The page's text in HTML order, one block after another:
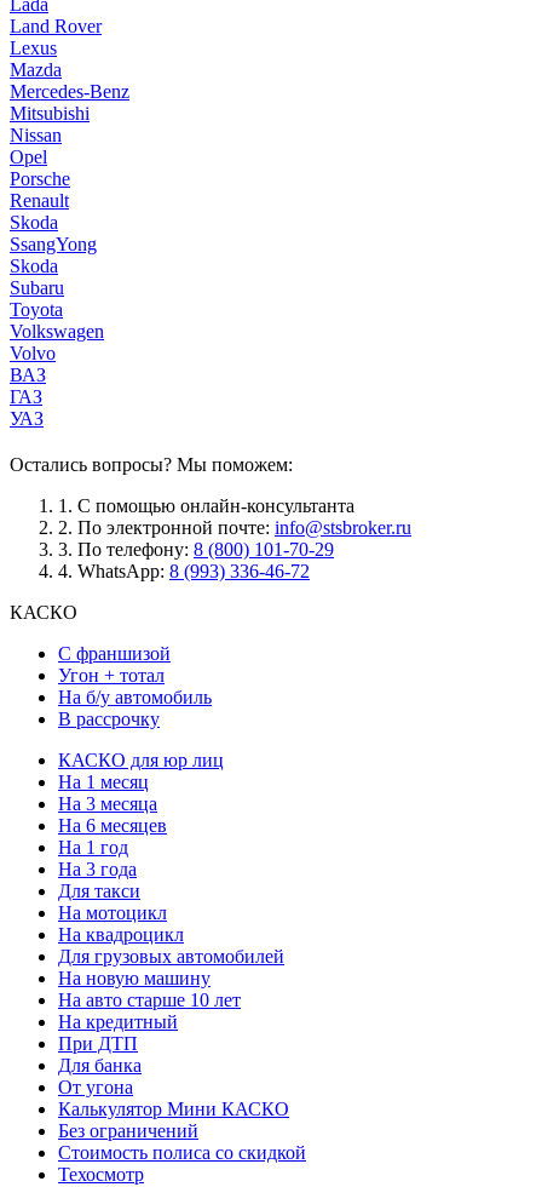
Lada
Land Rover
Lexus
Mazda
Mercedes-Benz
Mitsubishi
Nissan
Opel
Porsche
Renault
Skoda
SsangYong
Skoda
Subaru
Toyota
Volkswagen
Volvo
ВАЗ
ГАЗ
УАЗ
Остались вопросы? Мы поможем:
1. С помощью онлайн-консультанта
2. По электронной почте: info@stsbroker.ru
3. По телефону: 8 (800) 101-70-29
4. WhatsApp: 8 (993) 336-46-72
КАСКО
С франшизой
Угон + тотал
На б/у автомобиль
В рассрочку
КАСКО для юр лиц
На 1 месяц
На 3 месяца
На 6 месяцев
На 1 год
На 3 года
Для такси
На мотоцикл
На квадроцикл
Для грузовых автомобилей
На новую машину
На авто старше 10 лет
На кредитный
При ДТП
Для банка
От угона
Калькулятор Мини КАСКО
Без ограничений
Стоимость полиса со скидкой
Техосмотр